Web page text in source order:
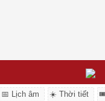
📅 Lịch âm ☀️ Thời tiết